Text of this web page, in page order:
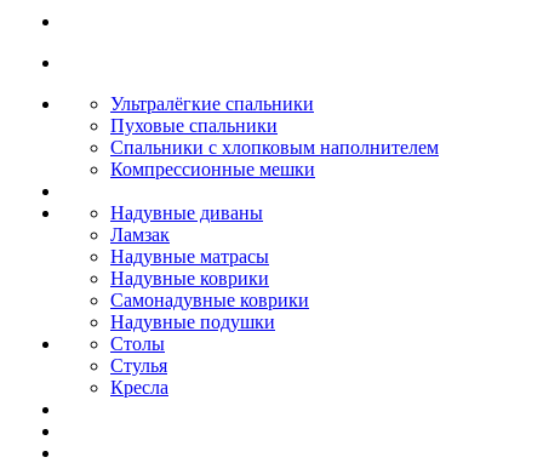
Ультралёгкие спальники
Пуховые спальники
Спальники с хлопковым наполнителем
Компрессионные мешки
Надувные диваны
Ламзак
Надувные матрасы
Надувные коврики
Самонадувные коврики
Надувные подушки
Столы
Стулья
Кресла